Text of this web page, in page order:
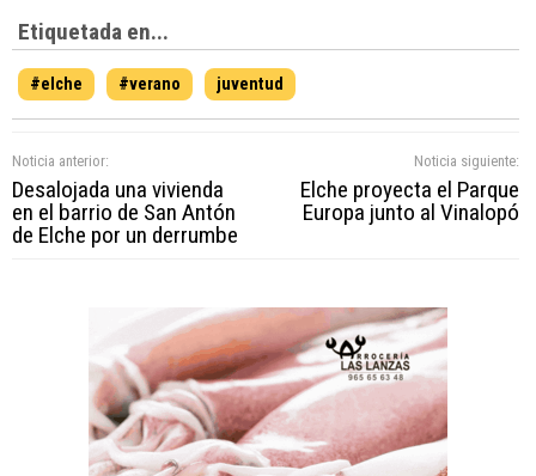
Etiquetada en...
#elche #verano juventud
Noticia anterior:
Desalojada una vivienda
en el barrio de San Antón
de Elche por un derrumbe
Noticia siguiente:
Elche proyecta el Parque
Europa junto al Vinalopó